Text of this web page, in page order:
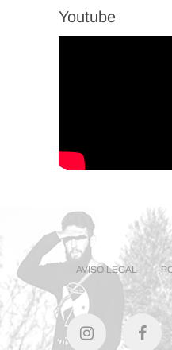
Youtube
AVISO LEGAL
instagram